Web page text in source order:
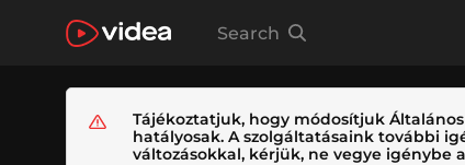
Search
Tájékoztatjuk, hogy módosítjuk
hatályosak. A szolgáltatásaink további
változásokkal, kérjük, ne vegye igénybe